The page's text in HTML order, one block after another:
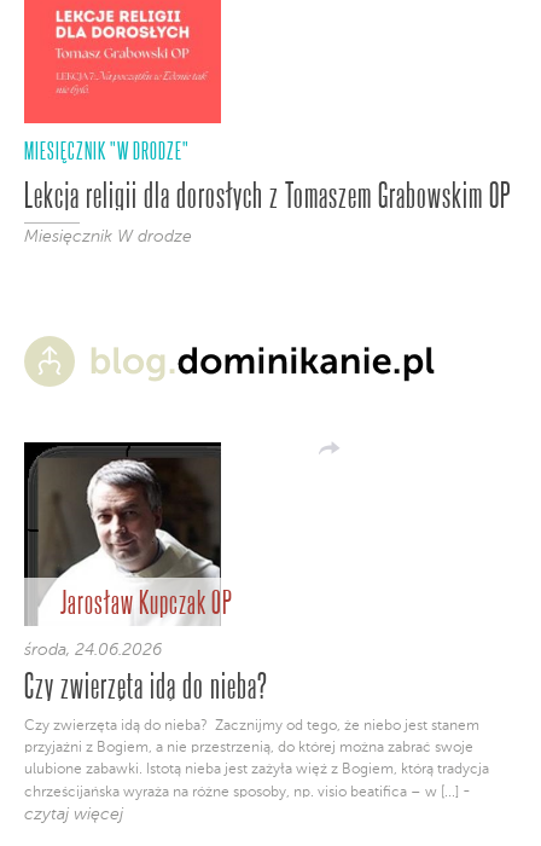
MIESIĘCZNIK "W DRODZE"
Lekcja religii dla dorosłych z Tomaszem Grabowskim OP
Miesięcznik W drodze
Jarosław Kupczak OP
środa, 24.06.2026
Czy zwierzęta idą do nieba?
Czy zwierzęta idą do nieba? Zacznijmy od tego, że niebo jest stanem
przyjaźni z Bogiem, a nie przestrzenią, do której można zabrać swoje
ulubione zabawki. Istotą nieba jest zażyła więź z Bogiem, którą tradycja
chrześcijańska wyraża na różne sposoby, np. visio beatifica – w [...] -
czytaj więcej